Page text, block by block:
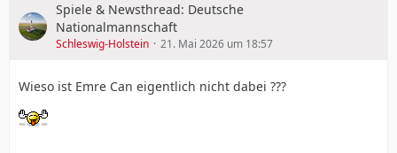
Spiele & Newsthread: Deutsche
Nationalmannschaft
Schleswig-Holstein 21. Mai 2026 um 18:57
Wieso ist Emre Can eigentlich nicht dabei ???